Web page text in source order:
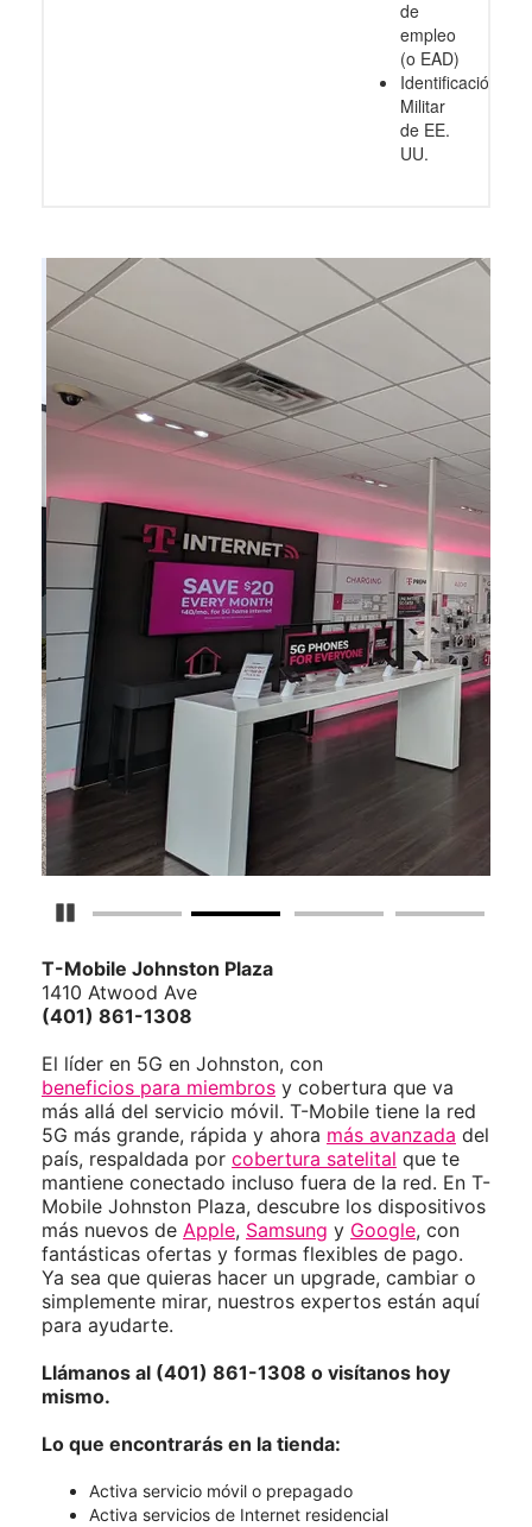
de
empleo
(o EAD)
Identificación
Militar
de EE.
UU.
Detener carrusel
T-Mobile Johnston Plaza
1410 Atwood Ave
(401) 861-1308
El líder en 5G en Johnston, con
beneficios para miembros y cobertura que va
más allá del servicio móvil. T-Mobile tiene la red
5G más grande, rápida y ahora más avanzada del
país, respaldada por cobertura satelital que te
mantiene conectado incluso fuera de la red. En T-
Mobile Johnston Plaza, descubre los dispositivos
más nuevos de Apple, Samsung y Google, con
fantásticas ofertas y formas flexibles de pago.
Ya sea que quieras hacer un upgrade, cambiar o
simplemente mirar, nuestros expertos están aquí
para ayudarte.
Llámanos al (401) 861-1308 o visítanos hoy
mismo.
Lo que encontrarás en la tienda:
Activa servicio móvil o prepagado
Activa servicios de Internet residencial